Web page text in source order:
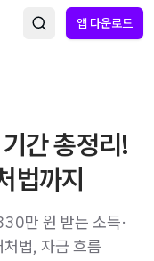
앱 다운로드
간 총정리!
법까지
만 원 받는 소득·
법, 자금 흐름